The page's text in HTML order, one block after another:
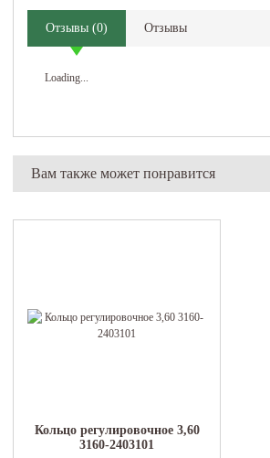
Отзывы (0) Отзывы
Loading...
Вам также может понравится
Кольцо регулировочное 3,60
3160-2403101